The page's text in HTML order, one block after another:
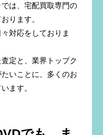
は、宅配買取専門の
ります。
対応をしておりま
定と、業界トップク
いことに、多くのお
ます。